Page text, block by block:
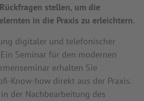
stellen, um die
in die Praxis zu erleichtern.
digitaler und telefonischer
Seminar für den modernen
erhalten Sie
Know-how direkt aus der Praxis.
der Nachbearbeitung des